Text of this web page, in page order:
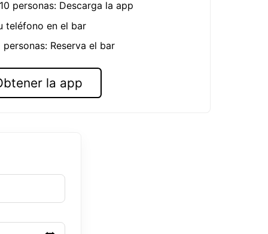
personas: Descarga la app
teléfono en el bar
personas: Reserva el bar
la app